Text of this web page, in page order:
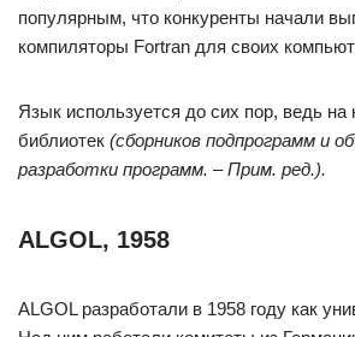
популярным, что конкуренты начали
компиляторы Fortran для своих
Язык используется до сих пор, ведь на
библиотек (сборников подпрограмм и
разработки программ. – Прим. ред.).
ALGOL, 1958
ALGOL разработали в 1958 году как